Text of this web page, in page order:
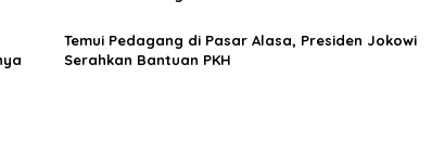
Temui Pedagang di Pasar Alasa, Presiden Jokowi
Serahkan Bantuan PKH